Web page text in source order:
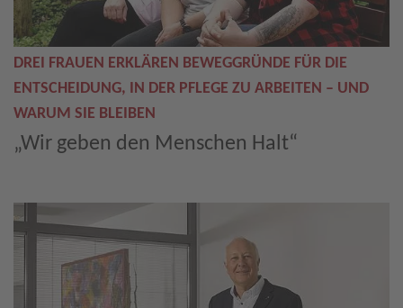
DREI FRAUEN ERKLÄREN BEWEGGRÜNDE FÜR DIE
ENTSCHEIDUNG, IN DER PFLEGE ZU ARBEITEN – UND
WARUM SIE BLEIBEN
„Wir geben den Menschen Halt“